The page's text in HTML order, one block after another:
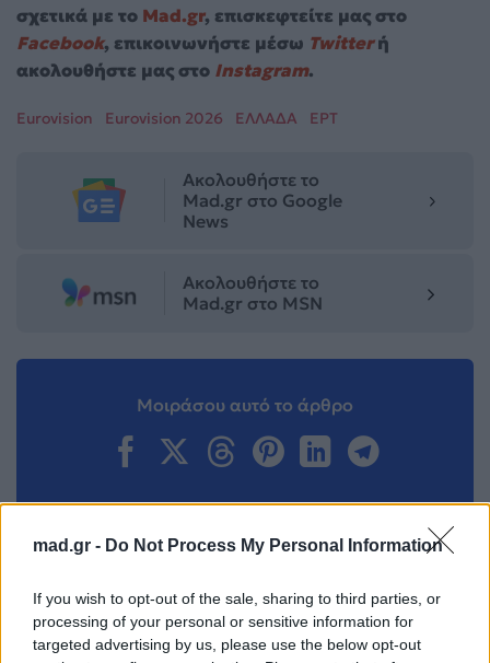
mad.gr - Do Not Process My Personal Information
If you wish to opt-out of the sale, sharing to third parties, or
processing of your personal or sensitive information for
targeted advertising by us, please use the below opt-out
σχετικά με το Mad.gr, επισκεφτείτε μας στο
Facebook, επικοινωνήστε μέσω Twitterή
ακολουθήστε μας στο Instagram.
Eurovision Eurovision 2026 ΕΛΛΑΔΑ ΕΡΤ
Ακολουθήστε το
Mad.gr στο Google
News
Ακολουθήστε το
Mad.gr στο MSN
Μοιράσου αυτό το άρθρο